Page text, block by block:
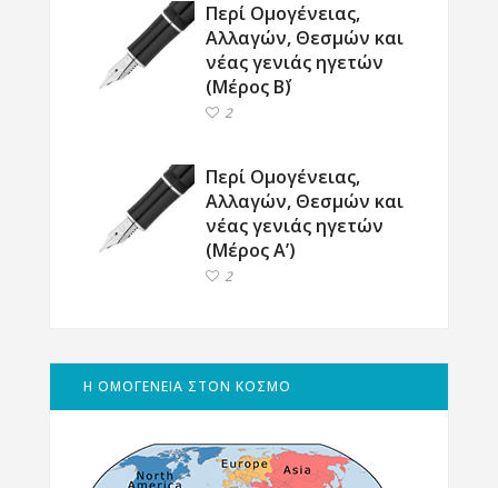
Περί Ομογένειας,
Αλλαγών, Θεσμών και
νέας γενιάς ηγετών
(Μέρος Β΄)
2
Περί Ομογένειας,
Αλλαγών, Θεσμών και
νέας γενιάς ηγετών
(Μέρος Α’)
2
Η ΟΜΟΓΕΝΕΙΑ ΣΤΟΝ ΚΟΣΜΟ